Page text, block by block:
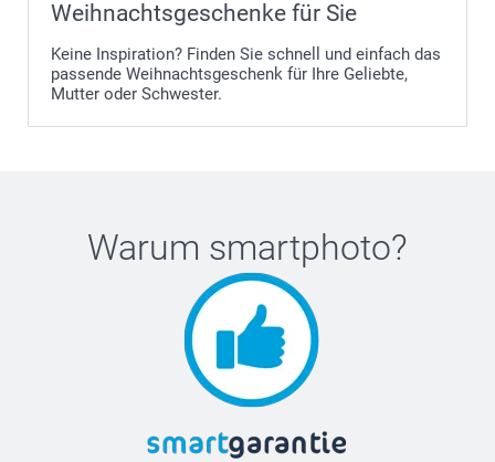
Weihnachtsgeschenke für Sie
Keine Inspiration? Finden Sie schnell und einfach das
passende Weihnachtsgeschenk für Ihre Geliebte,
Mutter oder Schwester.
Warum smartphoto?